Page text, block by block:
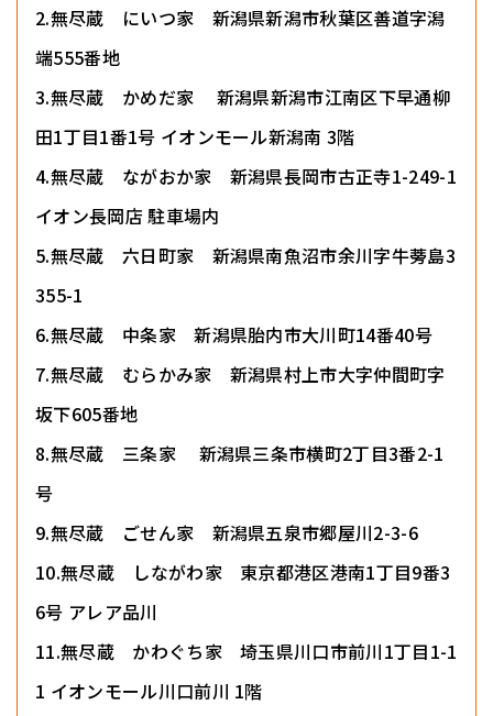
2.無尽蔵 にいつ家 新潟県新潟市秋葉区善道字潟
端555番地
3.無尽蔵 かめだ家 新潟県新潟市江南区下早通柳
田1丁目1番1号 イオンモール新潟南 3階
4.無尽蔵 ながおか家 新潟県長岡市古正寺1-249-1
イオン長岡店 駐車場内
5.無尽蔵 六日町家 新潟県南魚沼市余川字牛蒡島3
355-1
6.無尽蔵 中条家 新潟県胎内市大川町14番40号
7.無尽蔵 むらかみ家 新潟県村上市大字仲間町字
坂下605番地
8.無尽蔵 三条家 新潟県三条市横町2丁目3番2-1
号
9.無尽蔵 ごせん家 新潟県五泉市郷屋川2-3-6
10.無尽蔵 しながわ家 東京都港区港南1丁目9番3
6号 アレア品川
11.無尽蔵 かわぐち家 埼玉県川口市前川1丁目1-1
1 イオンモール川口前川 1階